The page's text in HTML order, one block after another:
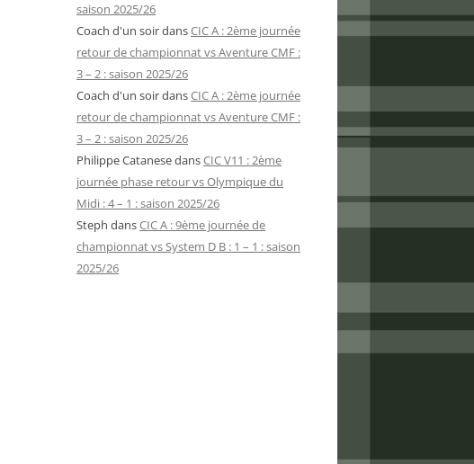
saison 2025/26
Coach d'un soirdansCIC A : 2ème journée
retour de championnat vs Aventure CMF :
3 – 2 : saison 2025/26
Coach d'un soirdansCIC A : 2ème journée
retour de championnat vs Aventure CMF :
3 – 2 : saison 2025/26
Philippe CatanesedansCIC V11 : 2ème
journée phase retour vs Olympique du
Midi : 4 – 1 : saison 2025/26
Steph dansCIC A : 9ème journée de
championnat vs System D B : 1 – 1 : saison
2025/26